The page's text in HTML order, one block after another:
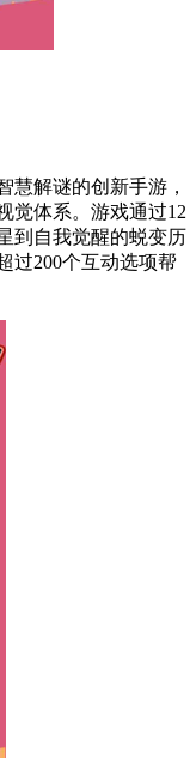
慧解谜的创新手游，
觉体系。游戏通过12
到自我觉醒的蜕变历
过200个互动选项帮